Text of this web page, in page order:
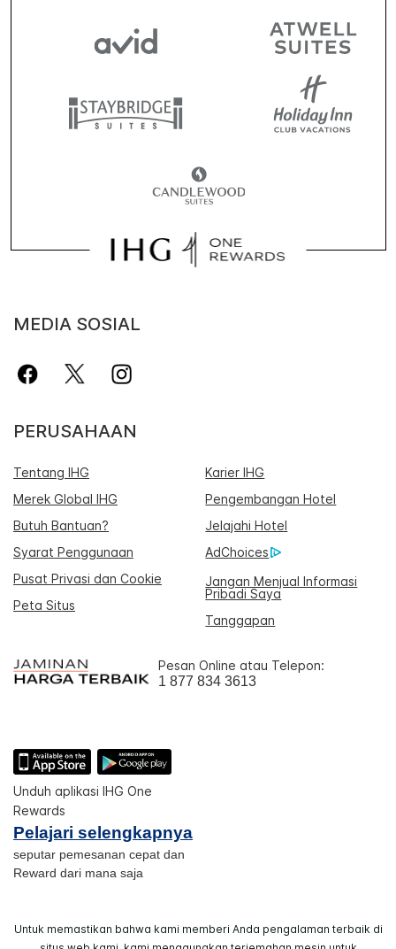
MEDIA SOSIAL
PERUSAHAAN
Tentang IHG
Karier IHG
Merek Global IHG
Pengembangan Hotel
Butuh Bantuan?
Jelajahi Hotel
Syarat Penggunaan
AdChoices
Pusat Privasi dan Cookie
Jangan Menjual Informasi
Pribadi Saya
Peta Situs
Tanggapan
Pesan Online atau Telepon:
1 877 834 3613
Unduh aplikasi IHG One
Rewards
Pelajari selengkapnya
seputar pemesanan cepat dan
Reward dari mana saja
Untuk memastikan bahwa kami memberi Anda pengalaman terbaik di